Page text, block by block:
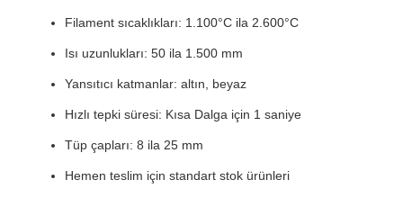
Filament sıcaklıkları: 1.100°C ila 2.600°C
Isı uzunlukları: 50 ila 1.500 mm
Yansıtıcı katmanlar: altın, beyaz
Hızlı tepki süresi: Kısa Dalga için 1 saniye
Tüp çapları: 8 ila 25 mm
Hemen teslim için standart stok ürünleri